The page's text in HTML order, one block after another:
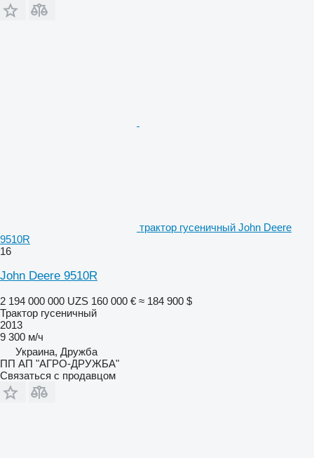
трактор гусеничный John Deere
9510R
16
John Deere 9510R
2 194 000 000 UZS 160 000 € ≈ 184 900 $
Трактор гусеничный
2013
9 300 м/ч
Украина, Дружба
ПП АП "АГРО-ДРУЖБА"
Связаться с продавцом